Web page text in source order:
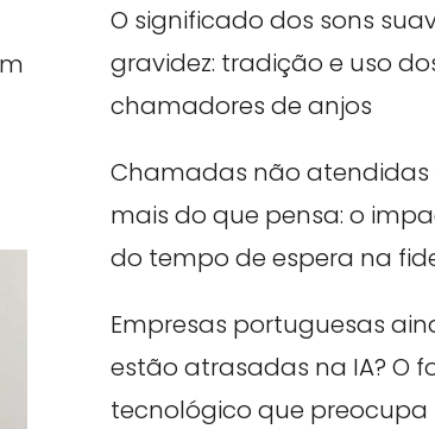
O significado dos sons
gravidez: tradição e uso
chamadores de anjos
Chamadas não
mais do que pensa: o
do tempo de espera na
Empresas portuguesas
estão atrasadas na IA? O
tecnológico que preocupa